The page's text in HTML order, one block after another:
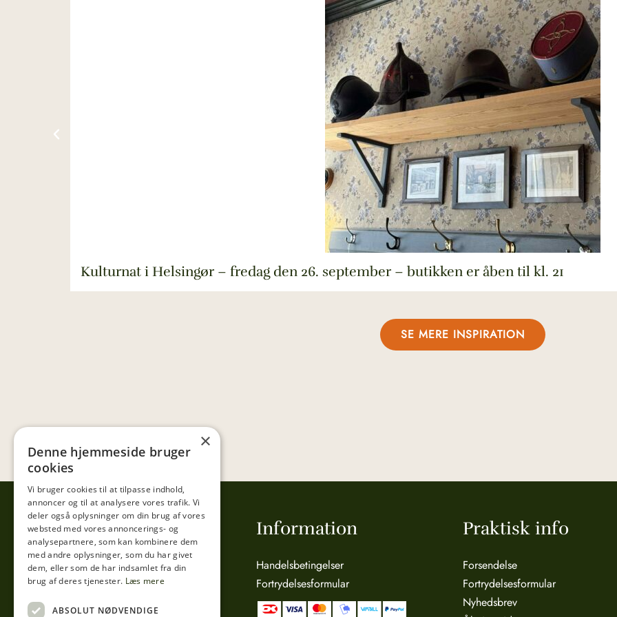
Kulturnat i Helsingør – fredag den 26. september – butikken er åben til kl. 21
SE MERE INSPIRATION
Tibberup Høkeren
Sct. Anna Gade 4A
3000 Helsingør
Information
Handelsbetingelser
Fortrydelsesformular
Praktisk info
Forsendelse
Fortrydelsesformular
Nyhedsbrev
×
Denne hjemmeside bruger
cookies
Vi bruger cookies til at tilpasse indhold,
annoncer og til at analysere vores trafik. Vi
deler også oplysninger om din brug af vores
websted med vores annoncerings- og
analysepartnere, som kan kombinere dem
med andre oplysninger, som du har givet
dem, eller som de har indsamlet fra din
brug af deres tjenester. Læs mere
ABSOLUT NØDVENDIGE